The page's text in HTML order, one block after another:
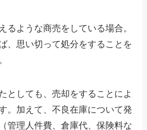
るような商売をしている場合。
、思い切って処分をすることを
としても、売却をすることによ
。加えて、不良在庫について発
管理人件費、倉庫代、保険料な